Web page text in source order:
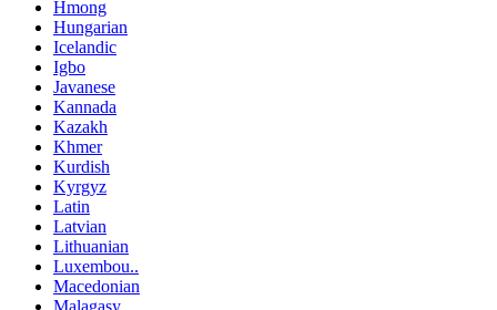
Hmong
Hungarian
Icelandic
Igbo
Javanese
Kannada
Kazakh
Khmer
Kurdish
Kyrgyz
Latin
Latvian
Lithuanian
Luxembou..
Macedonian
Malagasy